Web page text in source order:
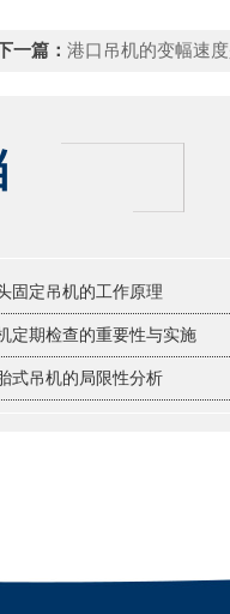
一篇： 港口吊机的变幅速
固定吊机的工作原理
定期检查的重要性与实施
式吊机的局限性分析